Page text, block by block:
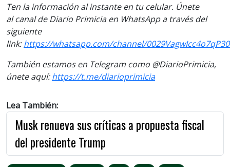
Ten la información al instante en tu celular. Únete
al canal de Diario Primicia en WhatsApp a través del
siguiente
link:https://whatsapp.com/channel/
También estamos en Telegram como @DiarioPrimicia,
únete aquí:https://t.me/diarioprimicia
Lea También:
Musk renueva sus críticas a propuesta fiscal
del presidente Trump